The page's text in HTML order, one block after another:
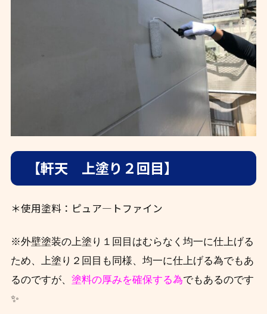
【軒天 上塗り２回目】
＊使用塗料：ピュア―トファイン
※外壁塗装の上塗り１回目はむらなく均一に仕上げる
ため、上塗り２回目も同様、均一に仕上げる為でもあ
るのですが、 塗料の厚みを確保する為でもあるのです
✨